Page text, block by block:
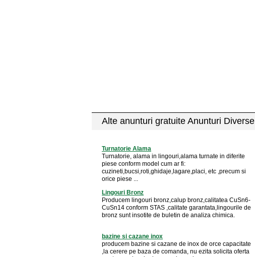
Alte anunturi gratuite Anunturi Diverse
Turnatorie Alama
Turnatorie, alama in lingouri,alama turnate in diferite
piese conform model cum ar fi:
cuzineti,bucsi,roti,ghidaje,lagare,placi, etc ,precum si
orice piese ...
Lingouri Bronz
Producem lingouri bronz,calup bronz,calitatea CuSn6-
CuSn14 conform STAS ,calitate garantata,lingourile de
bronz sunt insotite de buletin de analiza chimica.
bazine si cazane inox
producem bazine si cazane de inox de orce capacitate
,la cerere pe baza de comanda, nu ezita solicita oferta